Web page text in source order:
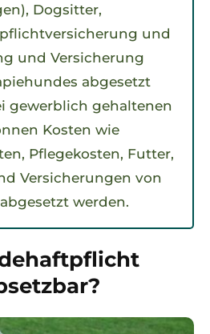
Dogsitter,
und
und Versicherung
abgesetzt
gewerblich gehaltenen
Kosten wie
Pflegekosten, Futter,
Versicherungen von
werden.